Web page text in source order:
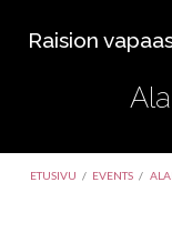
Raision
ETUSIVU / EVENTS /